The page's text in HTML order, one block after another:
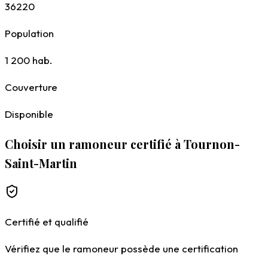
36220
Population
1 200 hab.
Couverture
Disponible
Choisir un ramoneur certifié à Tournon-
Saint-Martin
Certifié et qualifié
Vérifiez que le ramoneur possède une certification